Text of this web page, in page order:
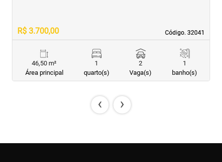
Código. 32041
Código. 32041
R$ 3.700,00
46,50 m²
Área principal
1
quarto(s)
2
Vaga(s)
1
banho(s)
‹ ›